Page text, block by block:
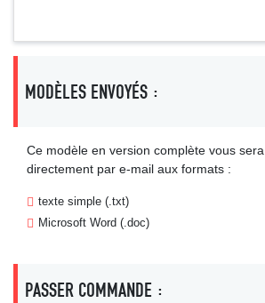
MODÈLES ENVOYÉS :
Ce modèle en version complète vous
directement par e-mail aux formats :
texte simple (.txt)
Microsoft Word (.doc)
PASSER COMMANDE :